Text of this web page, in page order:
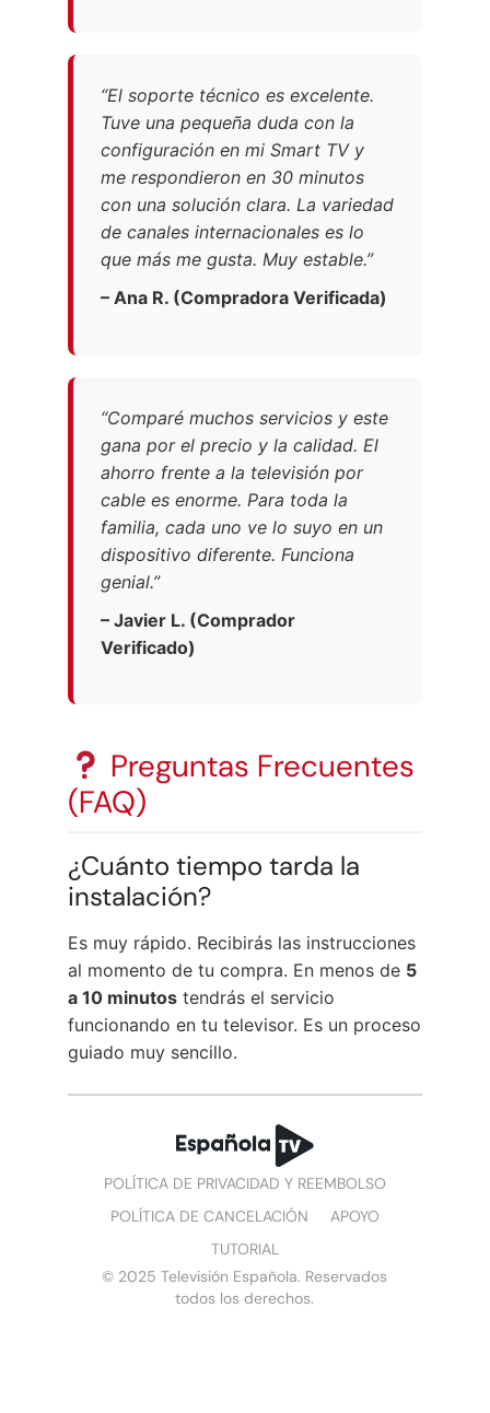
“El soporte técnico es excelente.
Tuve una pequeña duda con la
configuración en mi Smart TV y
me respondieron en 30 minutos
con una solución clara. La variedad
de canales internacionales es lo
que más me gusta. Muy estable.”
– Ana R. (Compradora Verificada)
“Comparé muchos servicios y este
gana por el precio y la calidad. El
ahorro frente a la televisión por
cable es enorme. Para toda la
familia, cada uno ve lo suyo en un
dispositivo diferente. Funciona
genial.”
– Javier L. (Comprador
Verificado)
Preguntas Frecuentes
(FAQ)
¿Cuánto tiempo tarda la
instalación?
Es muy rápido. Recibirás las instrucciones
al momento de tu compra. En menos de 5
a 10 minutos tendrás el servicio
funcionando en tu televisor. Es un proceso
guiado muy sencillo.
POLÍTICA DE PRIVACIDAD Y REEMBOLSO
POLÍTICA DE CANCELACIÓN
APOYO
TUTORIAL
© 2025 Televisión Española. Reservados
todos los derechos.